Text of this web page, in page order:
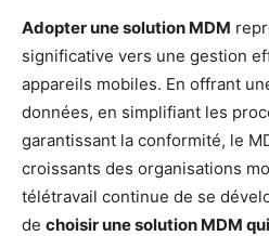
Adopter une solution MDM
significative vers une gestion
appareils mobiles. En offrant
données, en simplifiant les
garantissant la conformité, le
croissants des organisations
télétravail continue de se
de choisir une solution MDM